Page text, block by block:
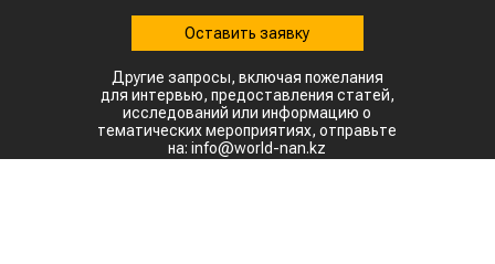
Оставить заявку
Другие запросы, включая пожелания
для интервью, предоставления статей,
исследований или информацию о
тематических мероприятиях, отправьте
на: info@world-nan.kz